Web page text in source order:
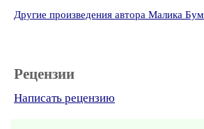
Другие произведения автора Малика Бум
Рецензии
Написать рецензию